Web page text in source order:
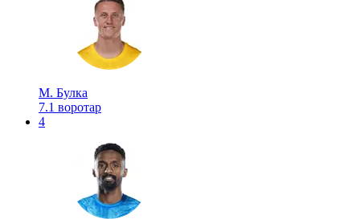
М. Булка
7.1 воротар
4